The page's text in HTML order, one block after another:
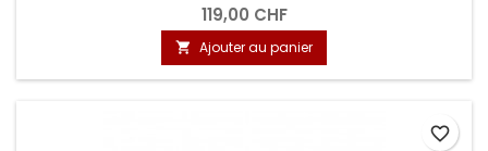
119,00 CHF
 Ajouter au panier
favorite_border